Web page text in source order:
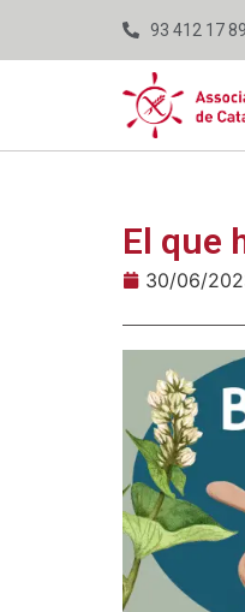
93 412 17 89
El que
30/06/